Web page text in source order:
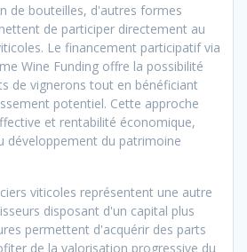
de bouteilles, d'autres formes
de participer directement au
Le financement participatif via
Wine Funding offre la possibilité
de vignerons tout en bénéficiant
potentiel. Cette approche
et rentabilité économique,
développement du patrimoine
viticoles représentent une autre
disposant d'un capital plus
permettent d'acquérir des parts
de la valorisation progressive du